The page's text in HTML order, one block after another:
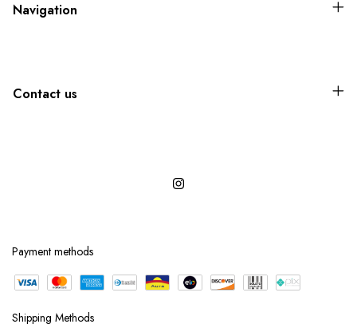
Navigation
Contact us
Payment methods
Shipping Methods